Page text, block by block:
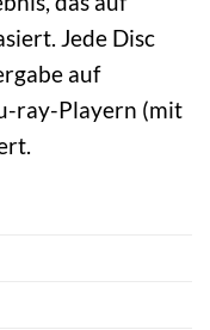
Jede Disc
auf
ray-Playern (mit